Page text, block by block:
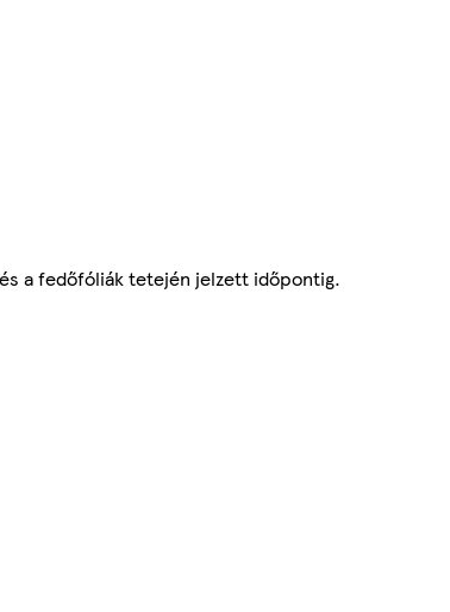
a fedőfóliák tetején jelzett időpontig.